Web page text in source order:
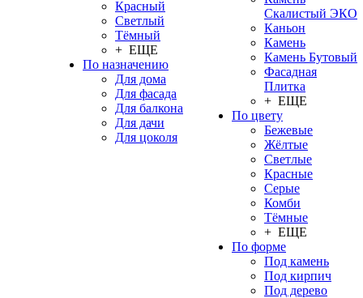
Красный
Светлый
Тёмный
+ ЕЩЕ
По назначению
Для дома
Для фасада
Для балкона
Для дачи
Для цоколя
Скалистый ЭКО
Каньон
Камень
Камень Бутовый
Фасадная
Плитка
+ ЕЩЕ
По цвету
Бежевые
Жёлтые
Светлые
Красные
Серые
Комби
Тёмные
+ ЕЩЕ
По форме
Под камень
Под кирпич
Под дерево